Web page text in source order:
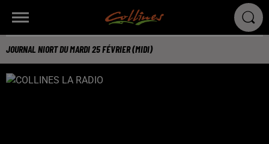
JOURNAL NIORT DU MARDI 25 FÉVRIER (MIDI)